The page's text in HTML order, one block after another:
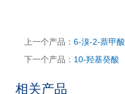
上一个产品：6-溴-2-萘甲酸
下一个产品： 10-羟基癸酸
相关产品